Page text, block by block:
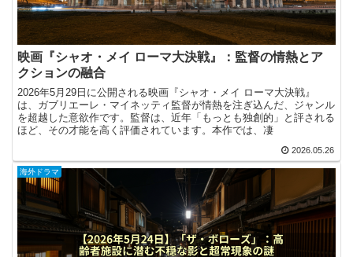
映画『シャオ・メイ ローマ大決戦』：監督の情熱とア
クションの融合
2026年5月29日に公開される映画『シャオ・メイ ローマ大決戦』
は、ガブリエーレ・マイネッティ監督が情熱を注ぎ込んだ、ジャンル
を超越した意欲作です。監督は、近年「もっとも独創的」と評される
ほど、その才能を高く評価されています。本作では、凄
2026.05.26
海外ドラマ